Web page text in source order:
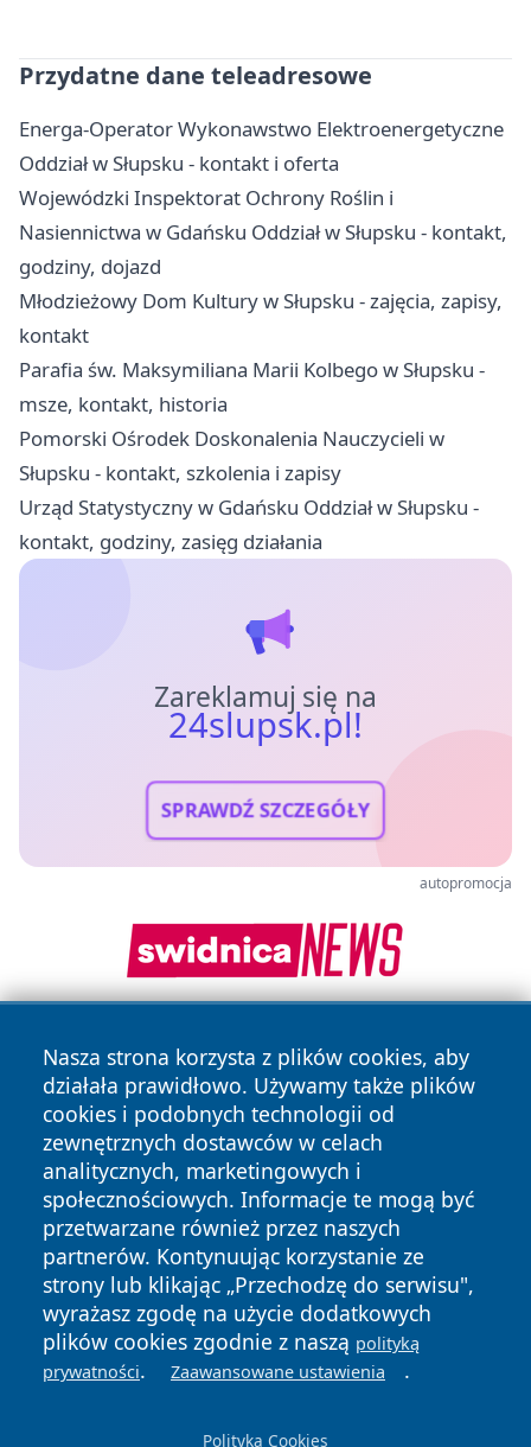
Przydatne dane teleadresowe
Energa-Operator Wykonawstwo Elektroenergetyczne
Oddział w Słupsku - kontakt i oferta
Wojewódzki Inspektorat Ochrony Roślin i
Nasiennictwa w Gdańsku Oddział w Słupsku - kontakt,
godziny, dojazd
Młodzieżowy Dom Kultury w Słupsku - zajęcia, zapisy,
kontakt
Parafia św. Maksymiliana Marii Kolbego w Słupsku -
msze, kontakt, historia
Pomorski Ośrodek Doskonalenia Nauczycieli w
Słupsku - kontakt, szkolenia i zapisy
Urząd Statystyczny w Gdańsku Oddział w Słupsku -
kontakt, godziny, zasięg działania
Zareklamuj się na
24slupsk.pl!
SPRAWDŹ SZCZEGÓŁY
autopromocja
Nasza strona korzysta z plików cookies, aby
działała prawidłowo. Używamy także plików
cookies i podobnych technologii od
zewnętrznych dostawców w celach
analitycznych, marketingowych i
społecznościowych. Informacje te mogą być
przetwarzane również przez naszych
partnerów. Kontynuując korzystanie ze
strony lub klikając „Przechodzę do serwisu",
wyrażasz zgodę na użycie dodatkowych
plików cookies zgodnie z naszą polityką
prywatności. Zaawansowane ustawienia .
Polityka Cookies
Copyright © 2026 24slupsk.pl Wszystkie prawa zastrzeżone.
News Autorzy
Polityka
Prywatności
Polityka
Cookies